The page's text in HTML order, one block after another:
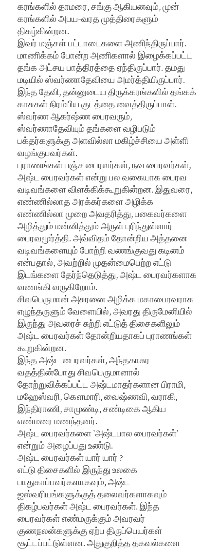
கரங்களில் தாமரை, சங்கு ஆகியனவும், முன்
கரங்களில் அபய-வரத முத்திரைகளும்
திகழ்கின்றன.
இவர் மஞ்சள் பட்டாடைகளை அணிந்திருப்பார்.
மாணிக்கம் போன்ற அணிகளால் இழைக்கப்பட்ட
தங்க அட்சய பாத்திரத்தை ஏந்திருப்பார். தமது
மடியில் ஸ்வர்ணாதேவியை அமர்த்தியிருப்பார்.
இந்த தேவி, தன்னுடைய திருக்கரங்களில் தங்கக்
காசுகள் நிரம்பிய குடத்தை வைத்திருப்பாள்.
ஸ்வர்ண ஆகர்ஷ்ண பைரவரும்,
ஸ்வர்ணாதேவியும் தங்களை வழிபடும்
பக்தர்களுக்கு அளவில்லா மகிழ்ச்சியை அள்ளி
வழங்குபவர்கள்.
புராணங்கள் பஞ்ச பைரவர்கள், நவ பைரவர்கள்,
அஷ்ட பைரவர்கள் என்று பல வகையாக பைரவ
வடிவங்களை விளக்கிக்கூறுகின்றன. இதுவரை,
எண்ணில்லாத அரக்கர்களை அழிக்க
எண்ணில்லா முறை அவதரித்து, பகைவர்களை
அழித்தும் மன்னித்தும் அருள் புரிந்துள்ளார்
பைரவமூர்த்தி. அவ்விதம் தோன்றிய அத்தனை
வடிவங்களையும் போற்றி வணங்குவது கடினம்
என்பதால், அவற்றில் முதன்மைபெற்ற எட்டு
இடங்களை தேர்ந்தெடுத்து, அஷ்ட பைரவர்களாக
வணங்கி வருகிறோம்.
சிவபெருமான் அசுரனை அழிக்க மகாபைரவராக
எழுந்தருளும் வேளையில், அவரது திருமேனியில்
இருந்து அவரைச் சுற்றி எட்டுத் திசைகளிலும்
அஷ்ட பைரவர்கள் தோன்றியதாகப் புராணங்கள்
கூறுகின்றன.
இந்த அஷ்ட பைரவர்கள், அந்தகாசுர
வதத்தின்போது சிவபெருமானால்
தோற்றுவிக்கப்பட்ட அஷ்டமாதர்களான பிராமி,
மஹேஸ்வரி, கௌமாரி, வைஷ்ணவி, வராகி,
இந்திராணி, சாமுண்டி, சண்டிகை ஆகிய
எண்மரை மணந்தனர்.
அஷ்ட பைரவர்களை `அஷ்டபால பைரவர்கள்’
என்றும் அழைப்பது உண்டு.
அஷ்ட பைரவர்கள் யார் யார் ?
எட்டு திசைகளில் இருந்து உலகை
பாதுகாப்பவர்களாகவும், அஷ்ட
ஐஸ்வரியங்களுக்குத் தலைவர்களாகவும்
திகழ்பவர்கள் அஷ்ட பைரவர்கள். இந்த
பைரவர்கள் எண்மருக்கும் அவரவர்
குணநலன்களுக்கு ஏற்ப திருப்பெயர்கள்
சூட்டப்பட்டுள்ளன. அதுகுறித்த தகவல்களை